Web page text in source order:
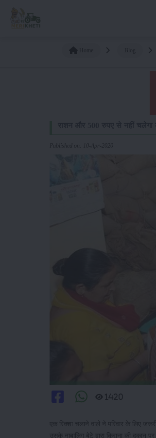
Published on: 10-Apr-2020
1420
एक रिक्शा चलाने वाले ने परिवार के लिए
उसके नाबालिग बेटे द्वारा किराना की